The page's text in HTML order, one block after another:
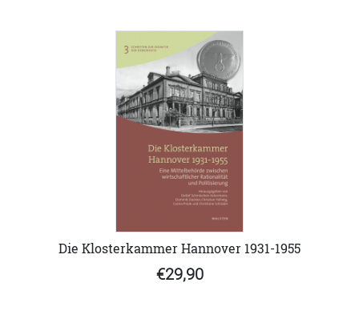
Die Klosterkammer Hannover 1931-1955
€29,90